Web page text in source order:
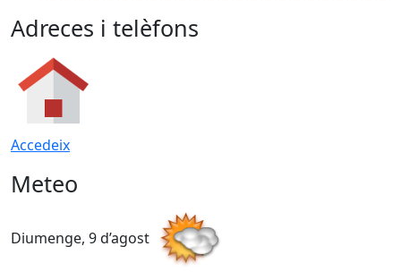
Adreces i telèfons
Accedeix
Meteo
Diumenge, 9 d’agost